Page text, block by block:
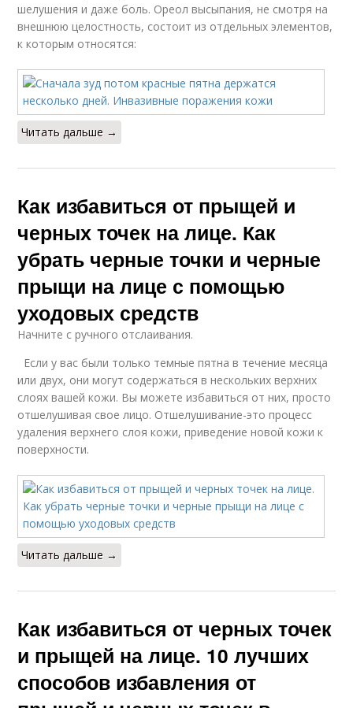
шелушения и даже боль. Ореол высыпания, не смотря на
внешнюю целостность, состоит из отдельных элементов,
к которым относятся:
Читать дальше →
Как избавиться от прыщей и
черных точек на лице. Как
убрать черные точки и черные
прыщи на лице с помощью
уходовых средств
Начните с ручного отслаивания.
Если у вас были только темные пятна в течение месяца
или двух, они могут содержаться в нескольких верхних
слоях вашей кожи. Вы можете избавиться от них, просто
отшелушивая свое лицо. Отшелушивание-это процесс
удаления верхнего слоя кожи, приведение новой кожи к
поверхности.
Читать дальше →
Как избавиться от черных точек
и прыщей на лице. 10 лучших
способов избавления от